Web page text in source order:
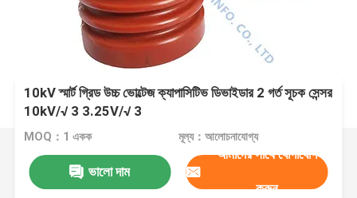
10kV স্মার্ট গ্রিড উচ্চ ভোল্টেজ ক্যাপাসিটিভ ডিভাইডার 2 গর্ত সূচক সেন্সর
10kV/√ 3 3.25V/√ 3
MOQ：1 একক মূল্য：আলোচনাযোগ্য
ভালো দাম
আমাদের সাথে যোগাযোগ
করুন